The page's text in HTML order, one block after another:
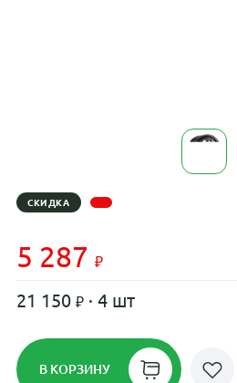
СКИДКА
5 287
21 150 · 4 шт
В КОРЗИНУ